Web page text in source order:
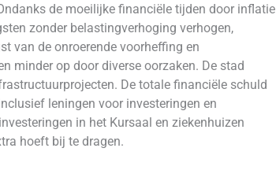
de moeilijke financiële tijden door inflatie
zonder belastingverhoging verhogen,
van de onroerende voorheffing en
minder op door diverse oorzaken. De stad
De totale financiële schuld
leningen voor investeringen en
in het Kursaal en ziekenhuizen
hoeft bij te dragen.